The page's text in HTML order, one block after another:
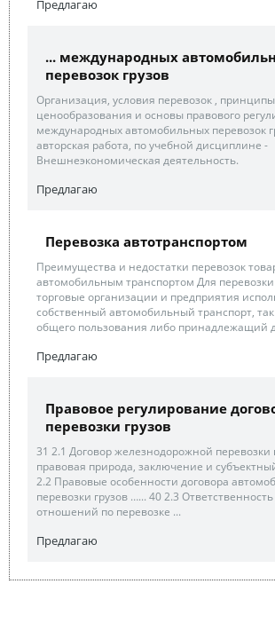
Предлагаю
... международных
перевозок грузов
Организация, условия перевозок , принципы
ценообразования и основы правового
международных автомобильных перевозок
авторская работа, по учебной дисциплине -
Внешнеэкономическая деятельность.
Предлагаю
Перевозка автотранспортом
Преимущества и недостатки перевозок
автомобильным транспортом Для перевозки
торговые организации и предприятия
собственный автомобильный транспорт,
общего пользования либо принадлежащий
Предлагаю
Правовое регулирование
перевозки грузов
31 2.1 Договор железнодорожной перевозки
правовая природа, заключение и
2.2 Правовые особенности договора
перевозки грузов …... 40 2.3
отношений по перевозке ...
Предлагаю